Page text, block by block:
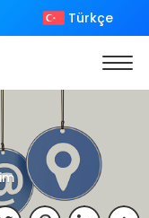
Türkçe